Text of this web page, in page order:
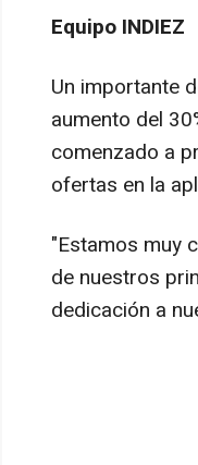
Equipo INDIEZ
Un importante
aumento del
comenzado a
ofertas en la
"Estamos muy
de nuestros
dedicación a